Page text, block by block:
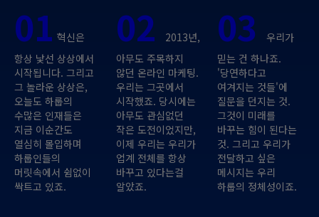
01 혁신은
항상 낯선 상상에서
시작됩니다. 그리고
그 놀라운 상상은,
오늘도 하룹의
수많은 인재들은
지금 이순간도
열심히 몰입하며
하룹인들의
머릿속에서 쉼없이
싹트고 있죠.
02
2013년,
아무도 주목하지
않던 온라인 마케팅.
우리는 그곳에서
시작했죠. 당시에는
아무도 관심없던
작은 도전이었지만,
이제 우리는 우리가
업계 전체를 항상
바꾸고 있다는걸
알았죠.
03우리가
믿는 건 하나죠.
'당연하다고
여겨지는 것들'에
질문을 던지는 것.
그것이 미래를
바꾸는 힘이 된다는
것. 그리고 우리가
전달하고 싶은
메시지는 우리
하룹의 정체성이죠.